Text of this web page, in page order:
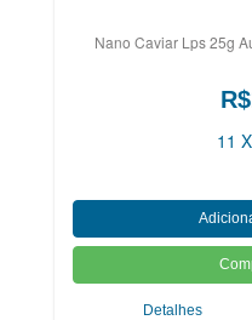
Nano Caviar Lps 25g
11
Detalhes